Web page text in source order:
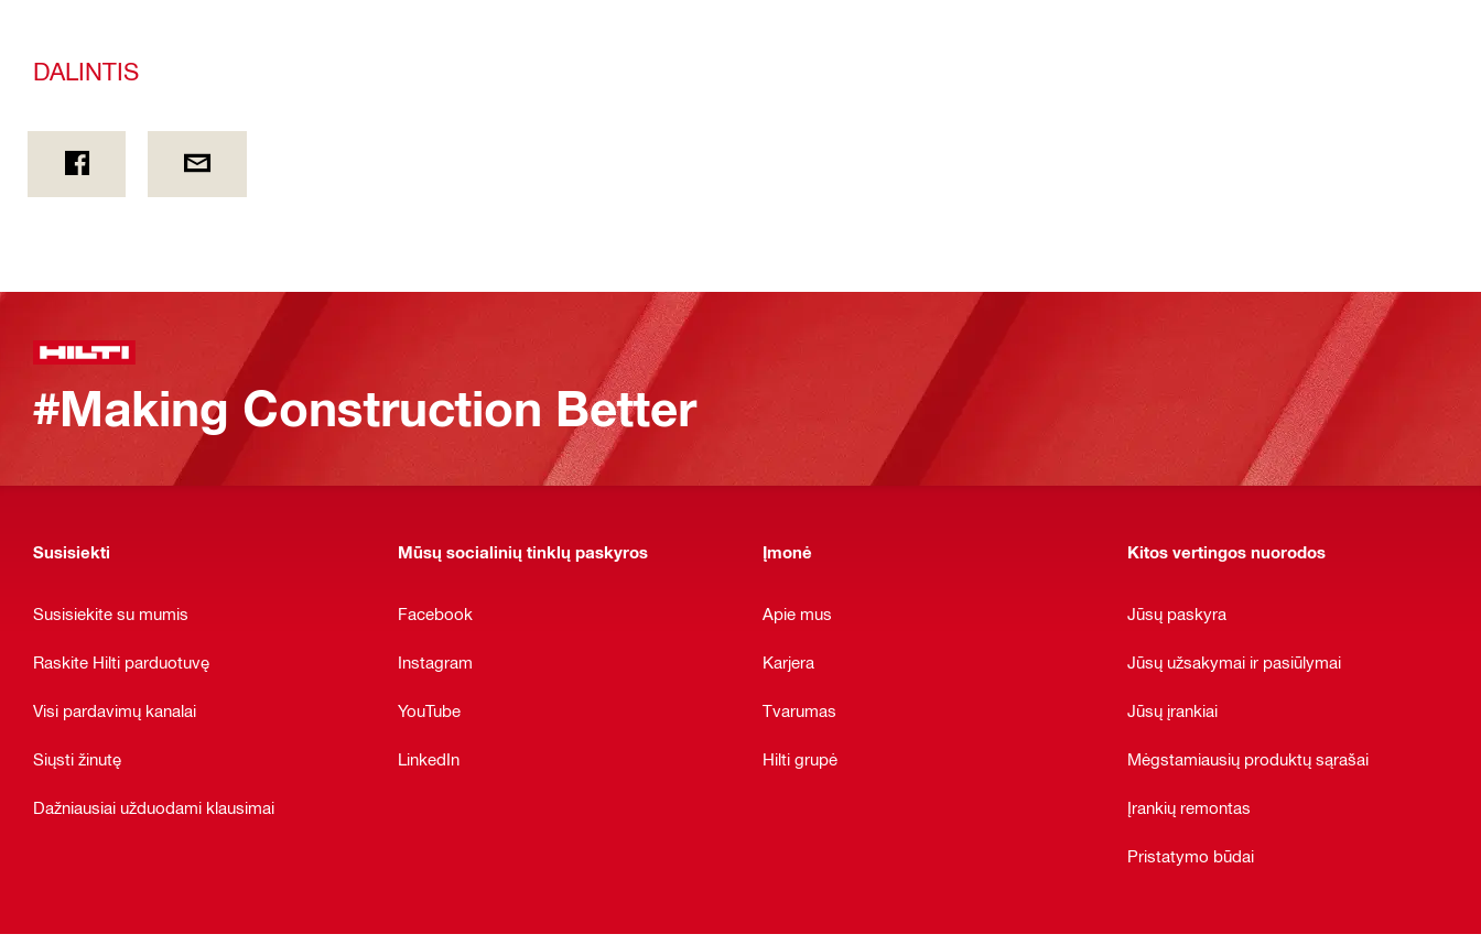
DALINTIS
#Making Construction Better
Susisiekti
Susisiekite su mumis
Raskite Hilti parduotuvę
Visi pardavimų kanalai
Siųsti žinutę
Dažniausiai užduodami klausimai
Mūsų socialinių tinklų paskyros
Facebook
Instagram
YouTube
LinkedIn
Įmonė
Apie mus
Karjera
Tvarumas
Hilti grupė
Kitos vertingos nuorodos
Jūsų paskyra
Jūsų užsakymai ir pasiūlymai
Jūsų įrankiai
Mėgstamiausių produktų sąrašai
Įrankių remontas
Pristatymo būdai